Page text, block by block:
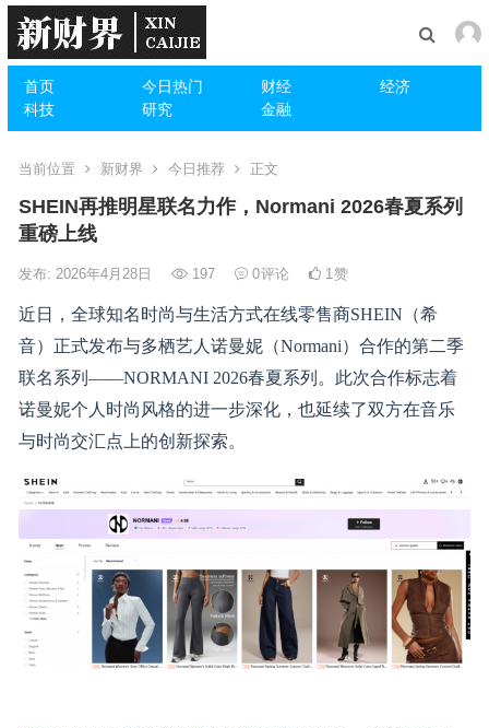
首页 今日热门 财经
经济
科技
研究 金融
当前位置 新财界 今日推荐 正文
SHEIN再推明星联名力作，Normani 2026春夏系列
重磅上线
发布: 2026年4月28日 197 0评论 1赞
近日，全球知名时尚与生活方式在线零售商SHEIN（希
音）正式发布与多栖艺人诺曼妮（Normani）合作的第二季
联名系列——NORMANI 2026春夏系列。此次合作标志着
诺曼妮个人时尚风格的进一步深化，也延续了双方在音乐
与时尚交汇点上的创新探索。